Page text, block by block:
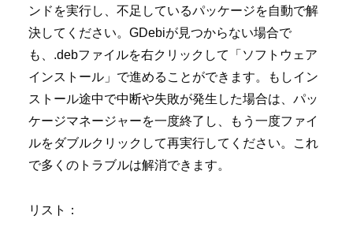
ンドを実行し、不足しているパッケージを自動で解
決してください。GDebiが見つからない場合で
も、.debファイルを右クリックして「ソフトウェア
インストール」で進めることができます。もしイン
ストール途中で中断や失敗が発生した場合は、パッ
ケージマネージャーを一度終了し、もう一度ファイ
ルをダブルクリックして再実行してください。これ
で多くのトラブルは解消できます。
リスト：